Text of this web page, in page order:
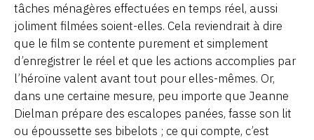
tâches ménagères effectuées en temps réel, aussi
joliment filmées soient-elles. Cela reviendrait à dire
que le film se contente purement et simplement
d’enregistrer le réel et que les actions accomplies par
l’héroïne valent avant tout pour elles-mêmes. Or,
dans une certaine mesure, peu importe que Jeanne
Dielman prépare des escalopes panées, fasse son lit
ou époussette ses bibelots ; ce qui compte, c’est